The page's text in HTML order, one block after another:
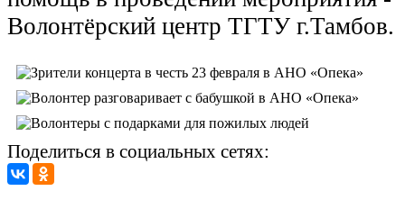
Волонтёрский центр ТГТУ г.Тамбов.
Поделиться в социальных сетях: